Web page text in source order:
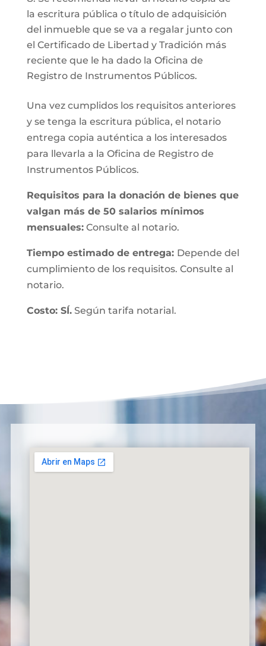
la escritura pública o título de adquisición
del inmueble que se va a regalar junto con
el Certificado de Libertad y Tradición más
reciente que le ha dado la Oficina de
Registro de Instrumentos Públicos.
Una vez cumplidos los requisitos anteriores
y se tenga la escritura pública, el notario
entrega copia auténtica a los interesados
para llevarla a la Oficina de Registro de
Instrumentos Públicos.
Requisitos para la donación de bienes que
valgan más de 50 salarios mínimos
mensuales:Consulte al notario.
Tiempo estimado de entrega: Depende del
cumplimiento de los requisitos. Consulte al
notario.
Costo: SÍ.Según tarifa notarial.